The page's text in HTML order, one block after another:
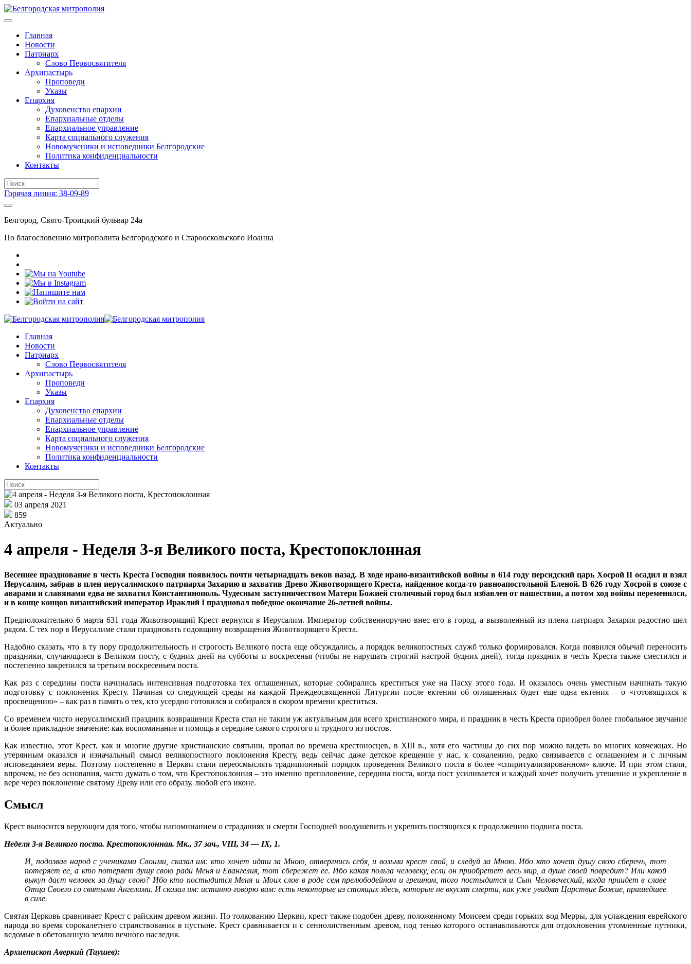
Главная
Новости
Патриарх
Слово Первосвятителя
Архипастырь
Проповеди
Указы
Епархия
Духовенство епархии
Епархиальные отделы
Епархиальное управление
Карта социального служения
Новомученики и исповедники Белгородские
Политика конфиденциальности
Контакты
Горячая линия: 38-09-89
Белгород, Свято-Троицкий бульвар 24а
По благословению митрополита Белгородского и Старооскольского Иоанна
Главная
Новости
Патриарх
Слово Первосвятителя
Архипастырь
Проповеди
Указы
Епархия
Духовенство епархии
Епархиальные отделы
Епархиальное управление
Карта социального служения
Новомученики и исповедники Белгородские
Политика конфиденциальности
Контакты
03 апреля 2021
859
Актуально
4 апреля - Неделя 3-я Великого поста, Крестопоклонная
Весеннее празднование в честь Креста Господня появилось почти четырнадцать веков назад. В ходе ирано-византийской войны в 614 году персидский царь Хосрой II осадил и взял
Иерусалим, забрав в плен иерусалимского патриарха Захарию и захватив Древо Животворящего Креста, найденное когда-то равноапостольной Еленой. В 626 году Хосрой в союзе с
аварами и славянами едва не захватил Константинополь. Чудесным заступничеством Матери Божией столичный город был избавлен от нашествия, а потом ход войны переменился,
и в конце концов византийский император Ираклий I праздновал победное окончание 26-летней войны.
Предположительно 6 марта 631 года Животворящий Крест вернулся в Иерусалим. Император собственноручно внес его в город, а вызволенный из плена патриарх Захария радостно шел
рядом. С тех пор в Иерусалиме стали праздновать годовщину возвращения Животворящего Креста.
Надобно сказать, что в ту пору продолжительность и строгость Великого поста еще обсуждались, а порядок великопостных служб только формировался. Когда появился обычай переносить
праздники, случающиеся в Великом посту, с будних дней на субботы и воскресенья (чтобы не нарушать строгий настрой будних дней), тогда праздник в честь Креста также сместился и
постепенно закрепился за третьим воскресеньем поста.
Как раз с середины поста начиналась интенсивная подготовка тех оглашенных, которые собирались креститься уже на Пасху этого года. И оказалось очень уместным начинать такую
подготовку с поклонения Кресту. Начиная со следующей среды на каждой Преждеосвященной Литургии после ектении об оглашенных будет еще одна ектения – о «готовящихся к
просвещению» – как раз в память о тех, кто усердно готовился и собирался в скором времени креститься.
Со временем чисто иерусалимский праздник возвращения Креста стал не таким уж актуальным для всего христианского мира, и праздник в честь Креста приобрел более глобальное звучание
и более прикладное значение: как воспоминание и помощь в середине самого строгого и трудного из постов.
Как известно, этот Крест, как и многие другие христианские святыни, пропал во времена крестоносцев, в ХIII в., хотя его частицы до сих пор можно видеть во многих ковчежцах. Но
утерянным оказался и изначальный смысл великопостного поклонения Кресту, ведь сейчас даже детское крещение у нас, к сожалению, редко связывается с оглашением и с личным
исповеданием веры. Поэтому постепенно в Церкви стали переосмыслять традиционный порядок проведения Великого поста в более «спиритуализированном» ключе. И при этом стали,
впрочем, не без основания, часто думать о том, что Крестопоклонная – это именно преполовение, середина поста, когда пост усиливается и каждый хочет получить утешение и укрепление в
вере через поклонение святому Древу или его образу, любой его иконе.
Смысл
Крест выносится верующим для того, чтобы напоминанием о страданиях и смерти Господней воодушевить и укрепить постящихся к продолжению подвига поста.
Неделя 3-я Великого поста. Крестопоклонная. Мк., 37 зач., VIII, 34 — IX, 1.
И, подозвав народ с учениками Своими, сказал им: кто хочет идти за Мною, отвергнись себя, и возьми крест свой, и следуй за Мною. Ибо кто хочет душу свою сберечь, тот
потеряет ее, а кто потеряет душу свою ради Меня и Евангелия, тот сбережет ее. Ибо какая польза человеку, если он приобретет весь мир, а душе своей повредит? Или какой
выкуп даст человек за душу свою? Ибо кто постыдится Меня и Моих слов в роде сем прелюбодейном и грешном, того постыдится и Сын Человеческий, когда приидет в славе
Отца Своего со святыми Ангелами. И сказал им: истинно говорю вам: есть некоторые из стоящих здесь, которые не вкусят смерти, как уже увидят Царствие Божие, пришедшее
в силе.
Святая Церковь сравнивает Крест с райским древом жизни. По толкованию Церкви, крест также подобен древу, положенному Моисеем среди горьких вод Мерры, для услаждения еврейского
народа во время сорокалетнего странствования в пустыне. Крест сравнивается и с сеннолиственным древом, под тенью которого останавливаются для отдохновения утомленные путники,
ведомые в обетованную землю вечного наследия.
Архиепископ Аверкий (Таушев):